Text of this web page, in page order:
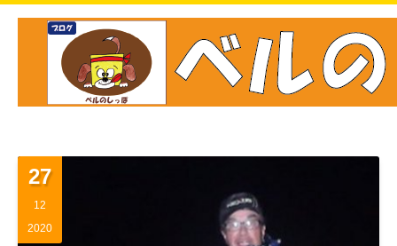
27
12
2020